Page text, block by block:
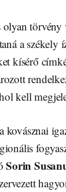
törvény
a székely
kísérő
kell
Sorin